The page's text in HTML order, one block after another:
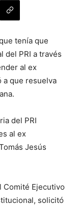
tenía que
del PRI a través
al ex
a que resuelva
del PRI
al ex
Jesús
Comité Ejecutivo
solicitó